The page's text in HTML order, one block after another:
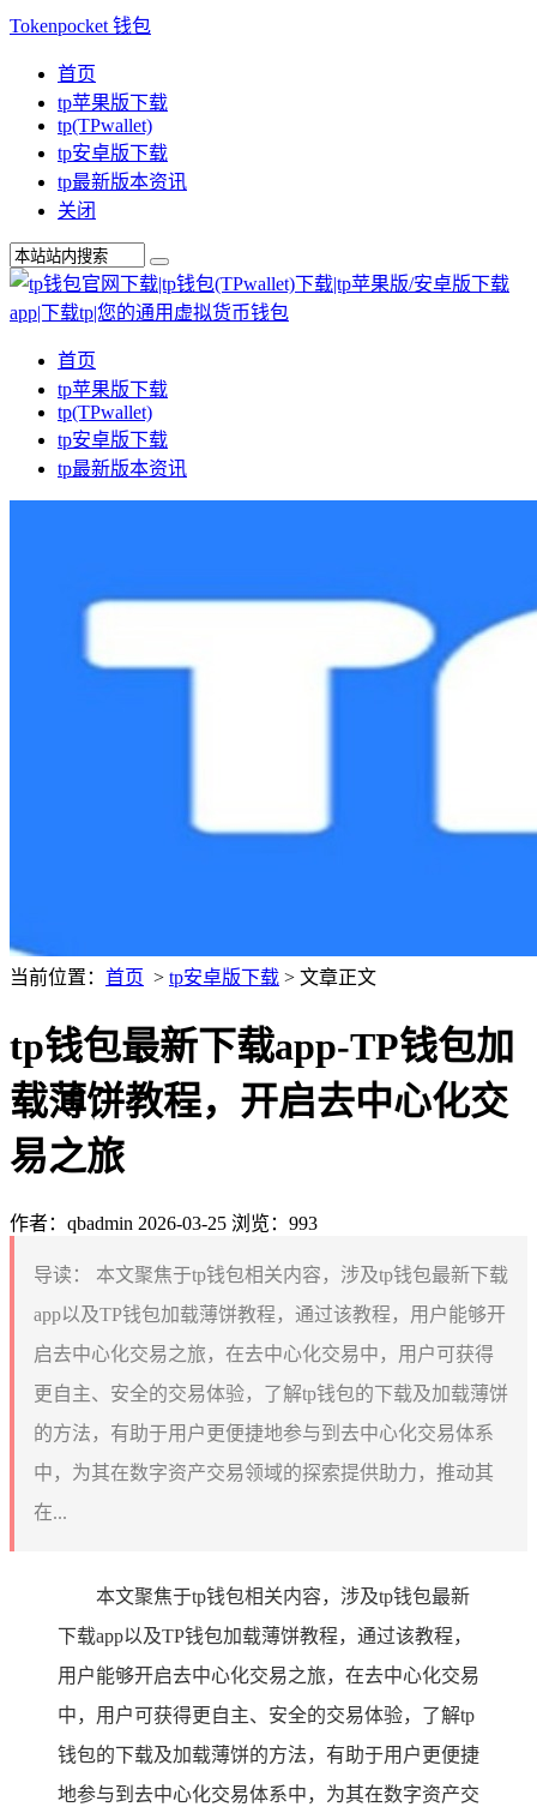
Tokenpocket 钱包
首页
tp苹果版下载
tp(TPwallet)
tp安卓版下载
tp最新版本资讯
关闭
首页
tp苹果版下载
tp(TPwallet)
tp安卓版下载
tp最新版本资讯
当前位置： 首页 > tp安卓版下载 > 文章正文
tp钱包最新下载app-TP钱包加
载薄饼教程，开启去中心化交
易之旅
作者：qbadmin 2026-03-25 浏览：993
导读：
本文聚焦于tp钱包相关内容，涉及tp钱包最新下载
app以及TP钱包加载薄饼教程，通过该教程，用户能够开
启去中心化交易之旅，在去中心化交易中，用户可获得
更自主、安全的交易体验，了解tp钱包的下载及加载薄饼
的方法，有助于用户更便捷地参与到去中心化交易体系
中，为其在数字资产交易领域的探索提供助力，推动其
在...
本文聚焦于tp钱包相关内容，涉及tp钱包最新
下载app以及TP钱包加载薄饼教程，通过该教程，
用户能够开启去中心化交易之旅，在去中心化交易
中，用户可获得更自主、安全的交易体验，了解tp
钱包的下载及加载薄饼的方法，有助于用户更便捷
地参与到去中心化交易体系中，为其在数字资产交